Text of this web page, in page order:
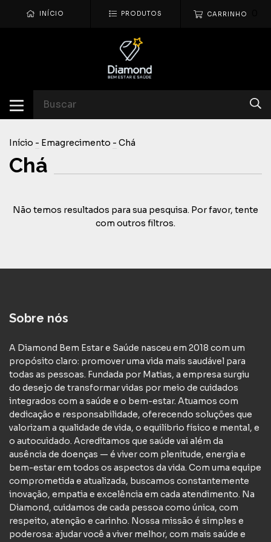
INÍCIO PRODUTOS CARRINHO
Início - Emagrecimento - Chá
Chá
Não temos resultados para sua pesquisa. Por favor, tente
com outros filtros.
Sobre nós
A Diamond Bem Estar e Saúde nasceu em 2018 com um
propósito claro: promover uma vida mais saudável para
todas as pessoas. Fundada por Matias, a empresa surgiu
do desejo de transformar vidas por meio de cuidados
integrados com a saúde e o bem-estar. Atuamos com
dedicação e responsabilidade, oferecendo soluções que
valorizam a qualidade de vida, o equilíbrio físico e mental, e
o autocuidado. Acreditamos que saúde vai além da
ausência de doenças — é viver com plenitude, energia e
bem-estar em todos os aspectos da vida. Com uma equipe
comprometida e atualizada, buscamos constantemente
inovação, empatia e excelência em cada atendimento. Na
Diamond, cuidamos de cada pessoa como única, com
respeito, atenção e carinho. Nossa missão é simples e
poderosa: ajudar você a viver melhor, com mais saúde e